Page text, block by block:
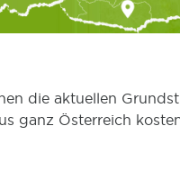
die aktuellen
ganz Österreich